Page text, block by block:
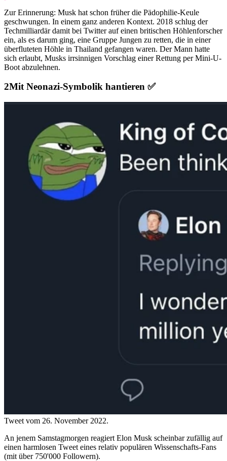
Zur Erinnerung: Musk hat schon früher die Pädophilie-Keule
geschwungen. In einem ganz anderen Kontext. 2018 schlug der
Techmilliardär damit bei Twitter auf einen britischen Höhlenforscher
ein, als es darum ging, eine Gruppe Jungen zu retten, die in einer
überfluteten Höhle in Thailand gefangen waren. Der Mann hatte
sich erlaubt, Musks irrsinnigen Vorschlag einer Rettung per Mini-U-
Boot abzulehnen.
Mit Neonazi-Symbolik hantieren ✅
Tweet vom 26. November 2022.
An jenem Samstagmorgen reagiert Elon Musk scheinbar zufällig auf
einen harmlosen Tweet eines relativ populären Wissenschafts-Fans
(mit über 750'000 Followern).